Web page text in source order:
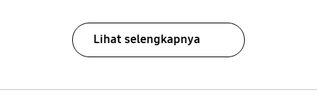
Lihat selengkapnya